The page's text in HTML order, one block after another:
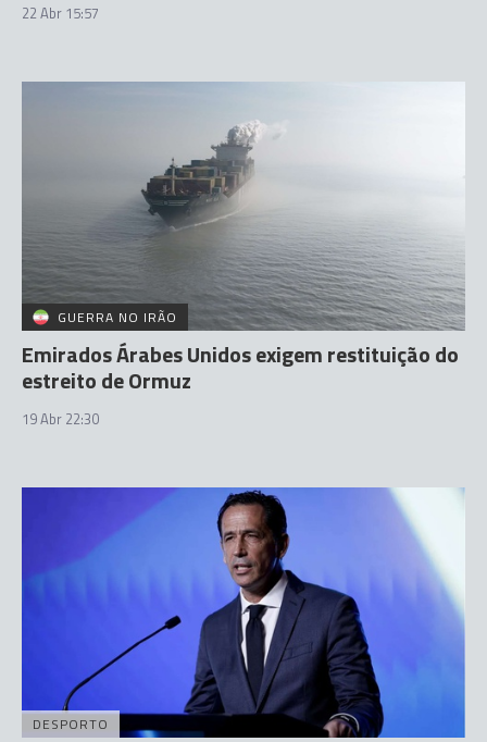
22 Abr 15:57
GUERRA NO IRÃO
Emirados Árabes Unidos exigem restituição do
estreito de Ormuz
19 Abr 22:30
DESPORTO